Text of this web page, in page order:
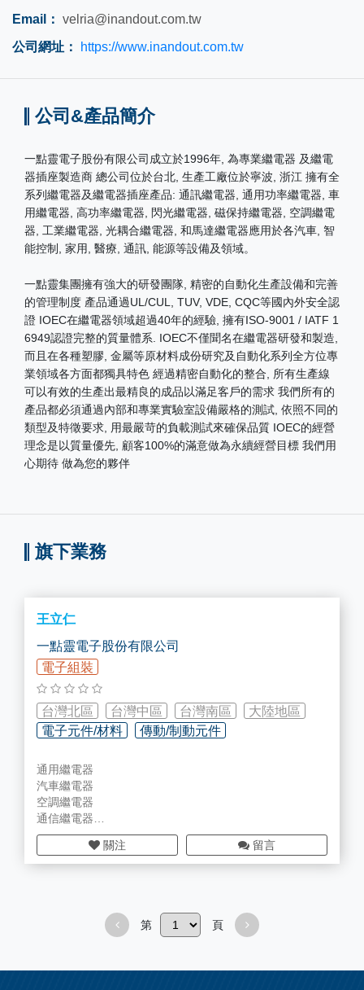
Email： velria@inandout.com.tw
公司網址：
https://www.inandout.com.tw
公司&產品簡介
一點靈電子股份有限公司成立於1996年, 為專業繼電器 及繼電
器插座製造商 總公司位於台北, 生產工廠位於寧波, 浙江 擁有全
系列繼電器及繼電器插座產品: 通訊繼電器, 通用功率繼電器, 車
用繼電器, 高功率繼電器, 閃光繼電器, 磁保持繼電器, 空調繼電
器, 工業繼電器, 光耦合繼電器, 和馬達繼電器應用於各汽車, 智
能控制, 家用, 醫療, 通訊, 能源等設備及領域。
一點靈集團擁有強大的研發團隊, 精密的自動化生產設備和完善
的管理制度 產品通過UL/CUL, TUV, VDE, CQC等國內外安全認
證 IOEC在繼電器領域超過40年的經驗, 擁有ISO-9001 / IATF 1
6949認證完整的質量體系. IOEC不僅聞名在繼電器研發和製造,
而且在各種塑膠, 金屬等原材料成份研究及自動化系列全方位專
業領域各方面都獨具特色 經過精密自動化的整合, 所有生產線
可以有效的生產出最精良的成品以滿足客戶的需求 我們所有的
產品都必須通過內部和專業實驗室設備嚴格的測試, 依照不同的
類型及特徵要求, 用最嚴苛的負載測試來確保品質 IOEC的經營
理念是以質量優先, 顧客100%的滿意做為永續經營目標 我們用
心期待 做為您的夥伴
旗下業務
王立仁
一點靈電子股份有限公司
電子組裝
台灣北區 台灣中區 台灣南區
大陸地區
電子元件/材料
傳動/制動元件
電腦及週邊零組件
通用繼電器
汽車繼電器
空調繼電器
通信繼電器
磁保型繼電器
高電流功率繼電器
超薄繼電器
口罩機自動化生產設備
關注 留言
第 頁